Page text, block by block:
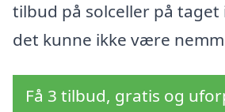
tilbud på solceller på taget
det kunne ikke være
Få 3 tilbud, gratis og